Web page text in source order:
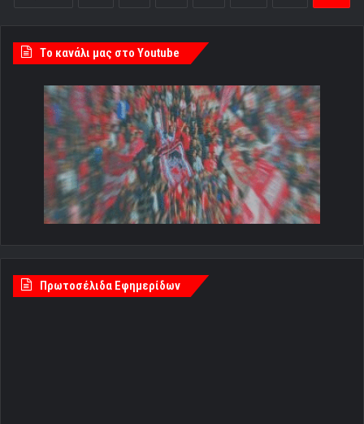
Tο κανάλι μας στο Youtube
Πρωτοσέλιδα Εφημερίδων